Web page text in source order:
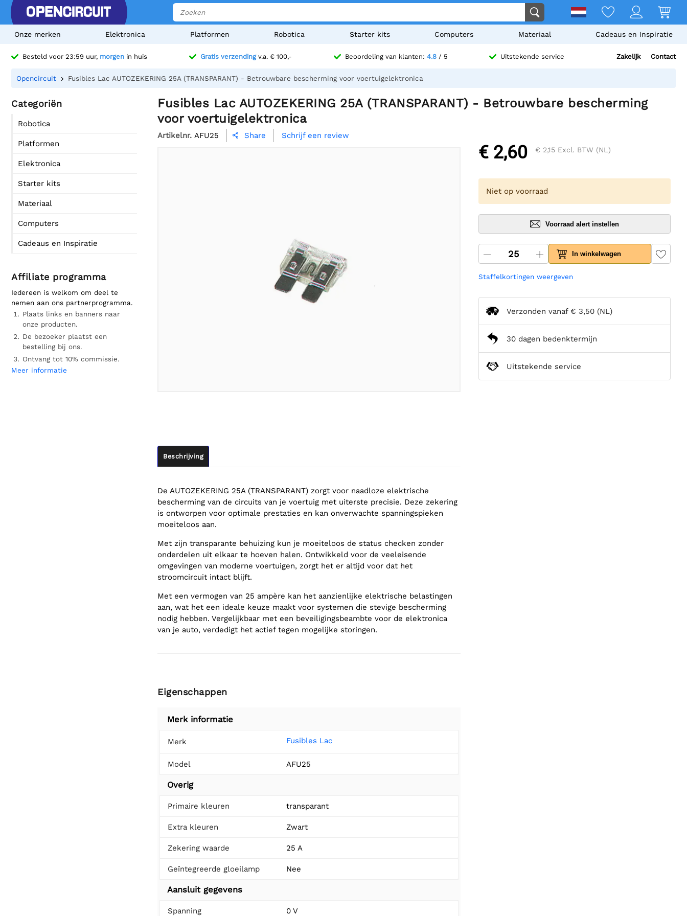
Onze merken Elektronica Platformen Robotica Starter kits Computers Materiaal Cadeaus en Inspiratie
Besteld voor 23:59 uur, morgen in huis Gratis verzendingv.a. € 100,- Beoordeling van klanten: 4.8/ 5 Uitstekende service Zakelijk Contact
Opencircuit Fusibles Lac AUTOZEKERING 25A (TRANSPARANT) - Betrouwbare bescherming voor voertuigelektronica
Categoriën
Robotica
Platformen
Elektronica
Starter kits
Materiaal
Computers
Cadeaus en Inspiratie
Affiliate programma
Iedereen is welkom om deel te
nemen aan ons partnerprogramma.
Plaats links en banners naar
onze producten.
De bezoeker plaatst een
bestelling bij ons.
Ontvang tot 10% commissie.
Meer informatie
Fusibles Lac AUTOZEKERING 25A (TRANSPARANT) - Betrouwbare bescherming
voor voertuigelektronica
Artikelnr. AFU25  Share Schrijf een review
Beschrijving
De AUTOZEKERING 25A (TRANSPARANT) zorgt voor naadloze elektrische
bescherming van de circuits van je voertuig met uiterste precisie. Deze zekering
is ontworpen voor optimale prestaties en kan onverwachte spanningspieken
moeiteloos aan.
Met zijn transparante behuizing kun je moeiteloos de status checken zonder
onderdelen uit elkaar te hoeven halen. Ontwikkeld voor de veeleisende
omgevingen van moderne voertuigen, zorgt het er altijd voor dat het
stroomcircuit intact blijft.
Met een vermogen van 25 ampère kan het aanzienlijke elektrische belastingen
aan, wat het een ideale keuze maakt voor systemen die stevige bescherming
nodig hebben. Vergelijkbaar met een beveiligingsbeambte voor de elektronica
van je auto, verdedigt het actief tegen mogelijke storingen.
Eigenschappen
Merk informatie
Merk Fusibles Lac
Model AFU25
Overig
Primaire kleuren transparant
Extra kleuren Zwart
Zekering waarde 25 A
Geïntegreerde gloeilamp Nee
Aansluit gegevens
Spanning 0 V
€ 2,60 € 2,15 Excl. BTW (NL)
Niet op voorraad
Voorraad alert instellen
In winkelwagen
Staffelkortingen weergeven
Verzonden vanaf € 3,50 (NL)
30 dagen bedenktermijn
Uitstekende service